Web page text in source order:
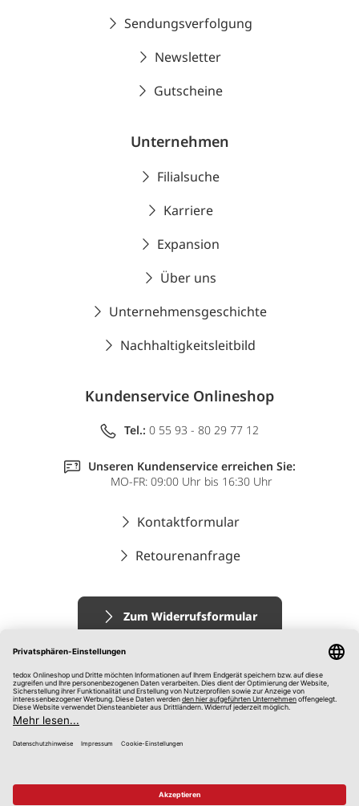
Sendungsverfolgung
Newsletter
Gutscheine
Unternehmen
Filialsuche
Karriere
Expansion
Über uns
Unternehmensgeschichte
Nachhaltigkeitsleitbild
Kundenservice Onlineshop
Tel.: 0 55 93 - 80 29 77 12
Unseren Kundenservice erreichen Sie:
MO-FR: 09:00 Uhr bis 16:30 Uhr
Kontaktformular
Retourenanfrage
Zum Widerrufsformular
Impressum
AGB
Datenschutz
Hinweisgebersystem